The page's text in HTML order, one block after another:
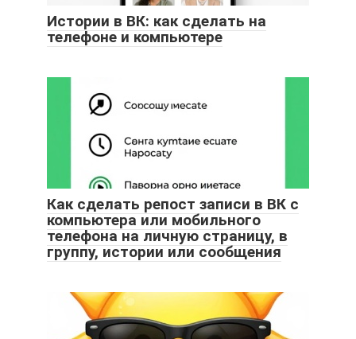
Истории в ВК: как сделать на
телефоне и компьютере
Как сделать репост записи в ВК с
компьютера или мобильного
телефона на личную страницу, в
группу, истории или сообщения